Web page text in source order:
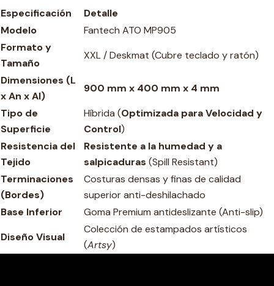
Especificación
Detalle
Modelo
Fantech ATO MP905
Formato y
Tamaño
XXL / Deskmat (Cubre teclado y ratón)
Dimensiones (L
x An x Al)
900 mm x 400 mm x 4 mm
Tipo de
Superficie
Híbrida (Optimizada para Velocidad y
Control)
Resistencia del
Tejido
Resistente a la humedad y a
salpicaduras (Spill Resistant)
Terminaciones
(Bordes)
Costuras densas y finas de calidad
superior anti-deshilachado
Base Inferior
Goma Premium antideslizante (Anti-slip)
Diseño Visual
Colección de estampados artísticos
(Artsy)